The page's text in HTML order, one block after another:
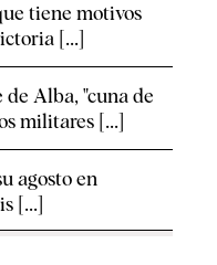
tiene motivos
[...]
Alba, "cuna de
militares [...]
agosto en
[...]